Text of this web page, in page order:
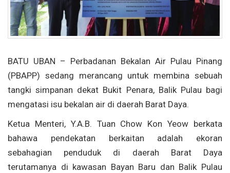
BATU UBAN – Perbadanan Bekalan Air Pulau Pinang
(PBAPP) sedang merancang untuk membina sebuah
tangki simpanan dekat Bukit Penara, Balik Pulau bagi
mengatasi isu bekalan air di daerah Barat Daya.
Ketua Menteri, Y.A.B. Tuan Chow Kon Yeow berkata
bahawa pendekatan berkaitan adalah ekoran
sebahagian penduduk di daerah Barat Daya
terutamanya di kawasan Bayan Baru dan Balik Pulau